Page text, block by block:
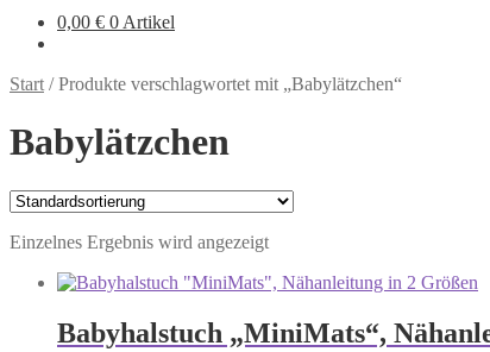
0,00 € 0 Artikel
Start /Produkte verschlagwortet mit „Babylätzchen“
Babylätzchen
Einzelnes Ergebnis wird angezeigt
Babyhalstuch „MiniMats“,